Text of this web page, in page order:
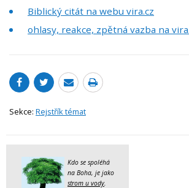
Biblický citát na webu vira.cz
ohlasy, reakce, zpětná vazba na
Sekce: Rejstřík témat
Kdo se spoléhá
na Boha, je jako
strom u vody.